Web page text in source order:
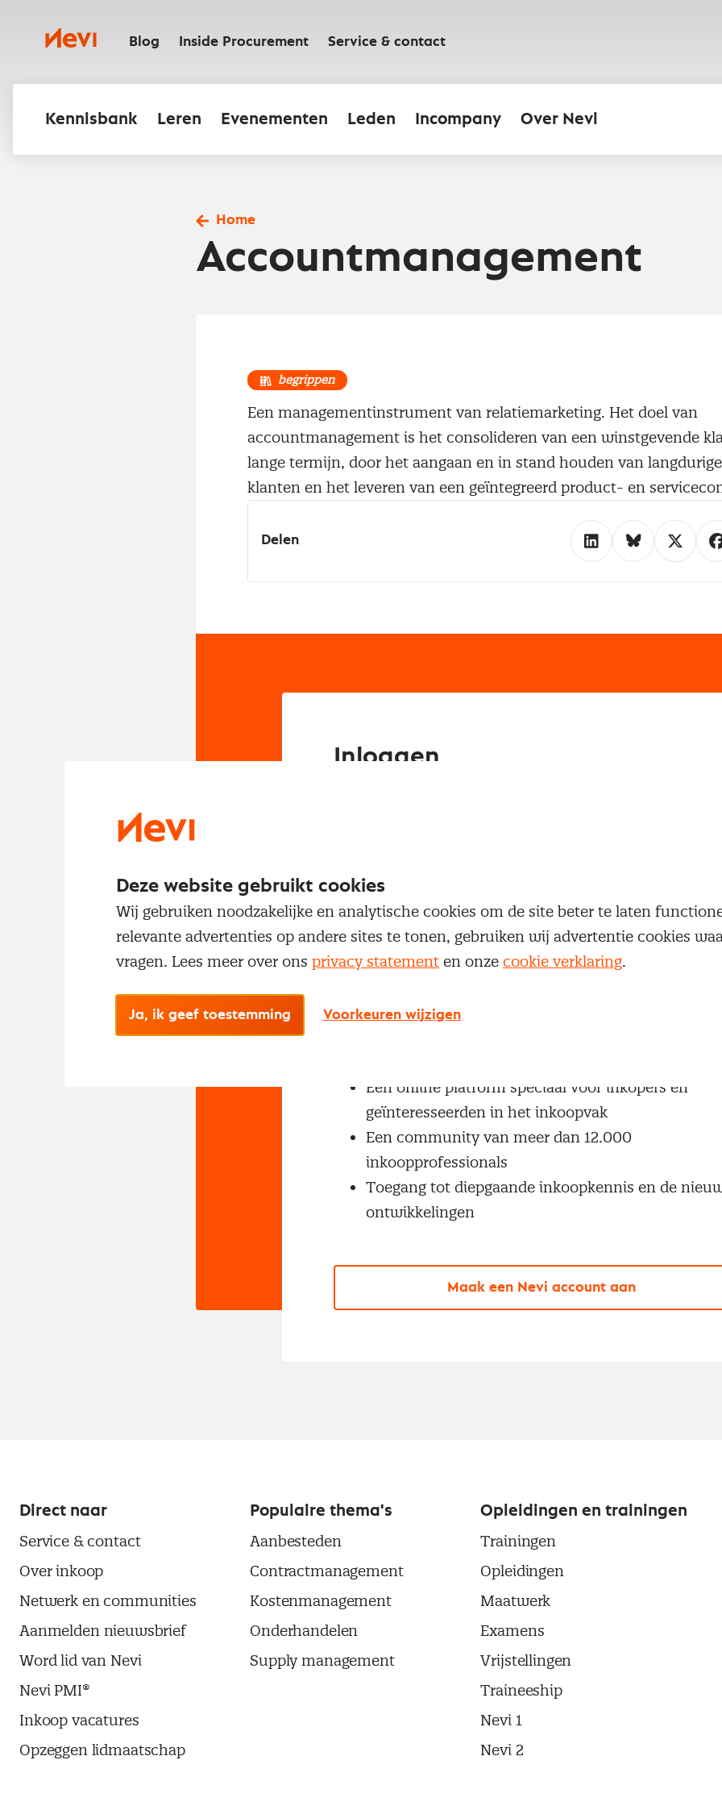
inhoudNevi Blog Inside Procurement Service & contact
Kennisbank Leren Evenementen Leden Incompany Over Nevi
Home
Accountmanagement
begrippen
Een managementinstrument van relatiemarketing. Het doel van
accountmanagement is het consolideren van een winstgevende
lange termijn, door het aangaan en in stand houden van
klanten en het leveren van een geïntegreerd product- en
Delen
Inloggen
Nog geen Nevi account?
Een online platform speciaal voor inkopers en
geïnteresseerden in het inkoopvak
Een community van meer dan 12.000
inkoopprofessionals
Toegang tot diepgaande inkoopkennis en de
ontwikkelingen
Maak een Nevi account aan
Direct naar
Service & contact
Over inkoop
Netwerk en communities
Aanmelden nieuwsbrief
Word lid van Nevi
Nevi PMI®
Inkoop vacatures
Opzeggen lidmaatschap
Populaire thema's
Aanbesteden
Contractmanagement
Kostenmanagement
Onderhandelen
Supply management
Opleidingen en trainingen
Trainingen
Opleidingen
Maatwerk
Examens
Vrijstellingen
Traineeship
Nevi 1
Nevi 2
Deze website gebruikt cookies
Wij gebruiken noodzakelijke en analytische cookies om de site beter te laten
relevante advertenties op andere sites te tonen, gebruiken wij advertentie cookies
vragen. Lees meer over ons privacy statement en onze cookie verklaring.
Ja, ik geef toestemming Voorkeuren wijzigen